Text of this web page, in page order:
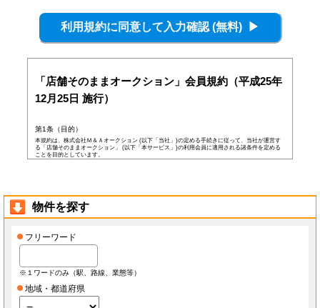
「店舗そのままオークション」会員規約（平成25年
12月25日 施行）
第1条（目的）
本規約は、株式会社Ｍ＆Ａオークション (以下「当社」)の定める手続きに従って、当社が運営す
る「店舗そのままオークション」 (以下「本サービス」)の利用会員に適用される諸条件を定める
ことを目的としています。
以下の各号の条件を全て満たした者を本サービスの会員(以下「会員」)とします。
本規約に同意した者
当社所定の登録情報を当社へ提出した者
前項にかかわらず、以下の各号のいずれかに当てはまる者は会員となる資格を持たないもの
とし、会員登録が否認されることがあります。
を取り消すことができるものとします。
未成年者、成年被後見人、被保佐人若しくは被補助人のいずれかの者(ただし、会員登
日本国外に在住の者
物件を探す
フリーワード
※１ワードのみ（駅、路線、業態等）
地域・都道府県